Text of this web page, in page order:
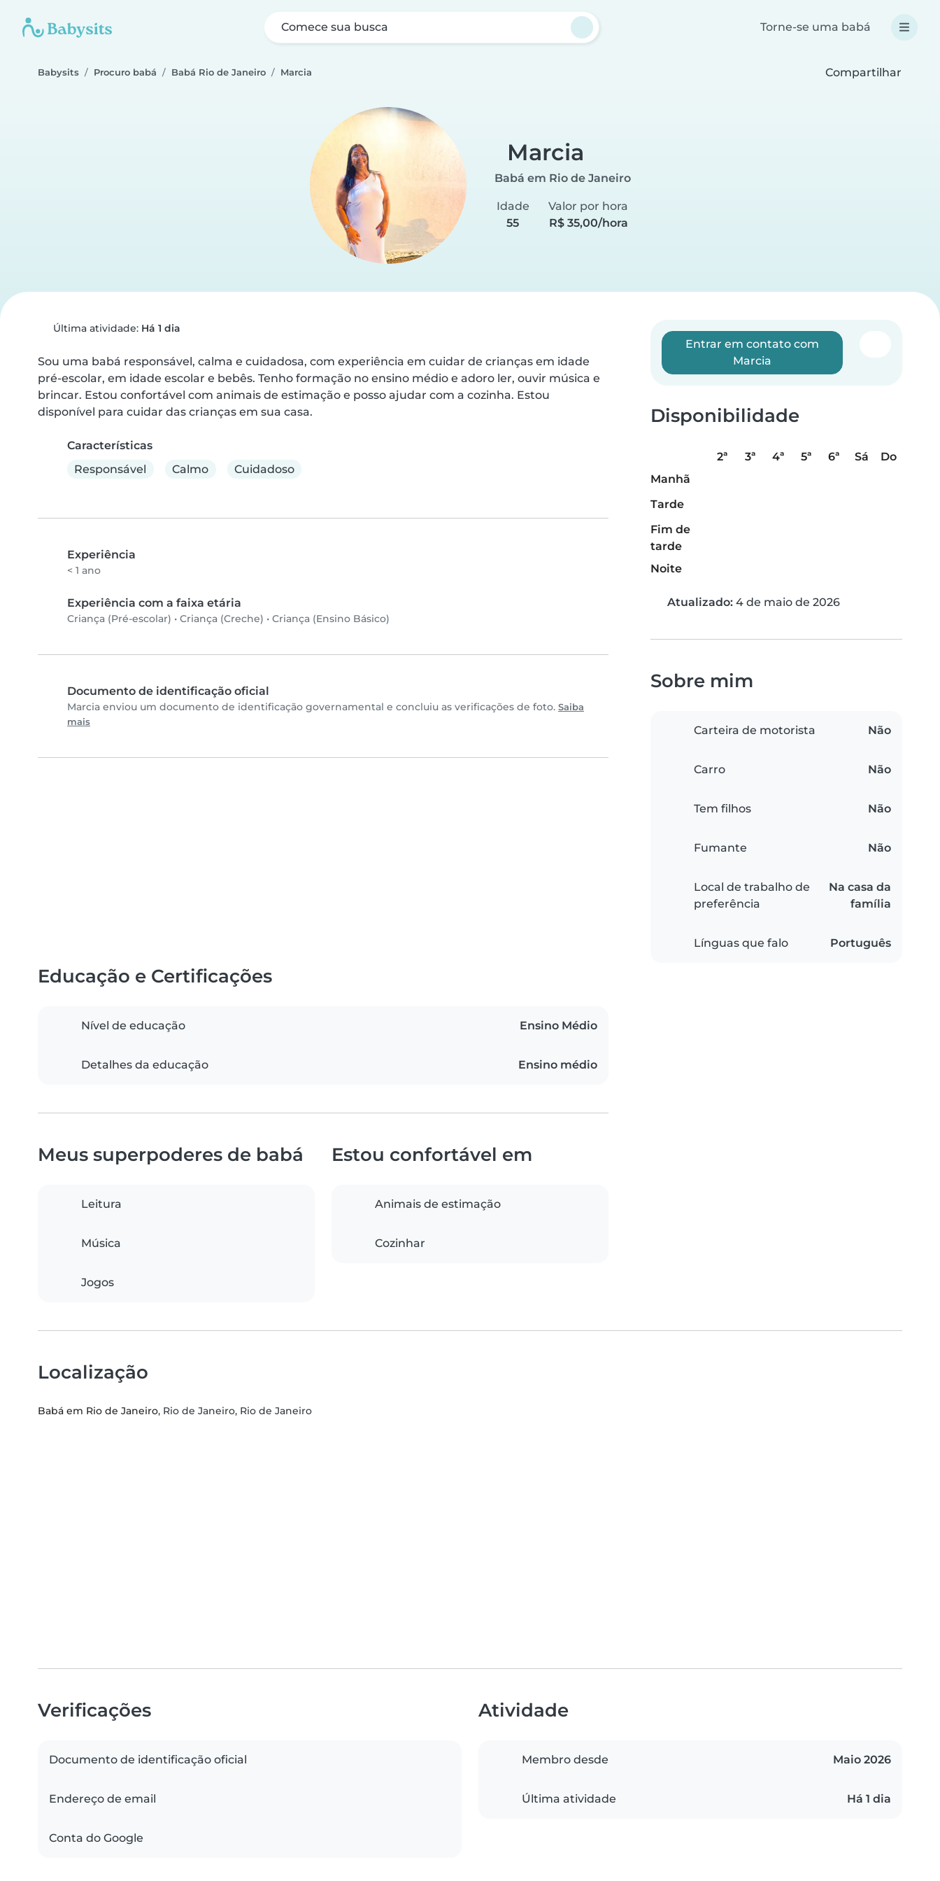
Comece sua busca Torne-se uma babá
Babysits Procuro babá Babá Rio de Janeiro Marcia Compartilhar
Marcia
Babá em Rio de Janeiro
Idade
55
Valor por hora
R$ 35,00/hora
Última atividade: Há 1 dia
Sou uma babá responsável, calma e cuidadosa, com experiência em cuidar de crianças em idade
pré-escolar, em idade escolar e bebês. Tenho formação no ensino médio e adoro ler, ouvir música e
brincar. Estou confortável com animais de estimação e posso ajudar com a cozinha. Estou
disponível para cuidar das crianças em sua casa.
Características
Responsável
Calmo Cuidadoso
Experiência
< 1 ano
Experiência com a faixa etária
Criança (Pré-escolar) • Criança (Creche) • Criança (Ensino Básico)
Documento de identificação oficial
Marcia enviou um documento de identificação governamental e concluiu as verificações de foto. Saiba
mais
Entrar em contato com
Marcia
Disponibilidade
2ª 3ª 4ª 5ª 6ª Sá
Do
Manhã
Tarde
Fim de
tarde
Noite
Atualizado: 4 de maio de 2026
Sobre mim
Carteira de motorista Não
Carro Não
Tem filhos Não
Fumante Não
Local de trabalho de
preferência
Na casa da
família
Línguas que falo Português
Educação e Certificações
Nível de educação Ensino Médio
Detalhes da educação Ensino médio
Meus superpoderes de babá
Leitura
Música
Jogos
Estou confortável em
Animais de estimação
Cozinhar
Localização
Babá em Rio de Janeiro, Rio de Janeiro, Rio de Janeiro
Verificações
Documento de identificação oficial
Endereço de email
Conta do Google
Atividade
Membro desde Maio 2026
Última atividade Há 1 dia